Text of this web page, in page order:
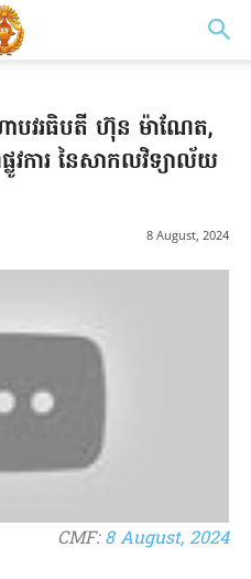
បវរ​ធិបតី ហ៊ុន ម៉ាណែត,
លូវការ នៃសាកលវិទ្យាល័យ
8 August, 2024
CMF:8 August, 2024